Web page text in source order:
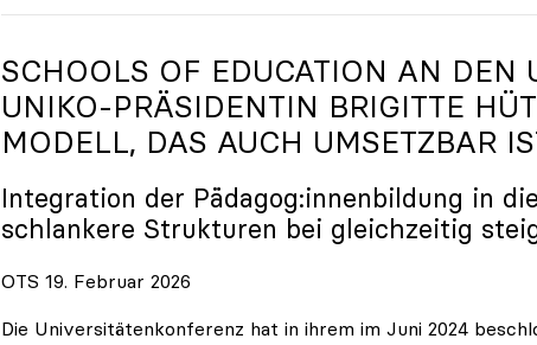
SCHOOLS OF EDUCATION AN DEN
UNIKO-PRÄSIDENTIN BRIGITTE
MODELL, DAS AUCH UMSETZBAR
Integration der Pädagog:innenbildung in
schlankere Strukturen bei gleichzeitig
OTS 19. Februar 2026
Die Universitätenkonferenz hat in ihrem im Juni 2024